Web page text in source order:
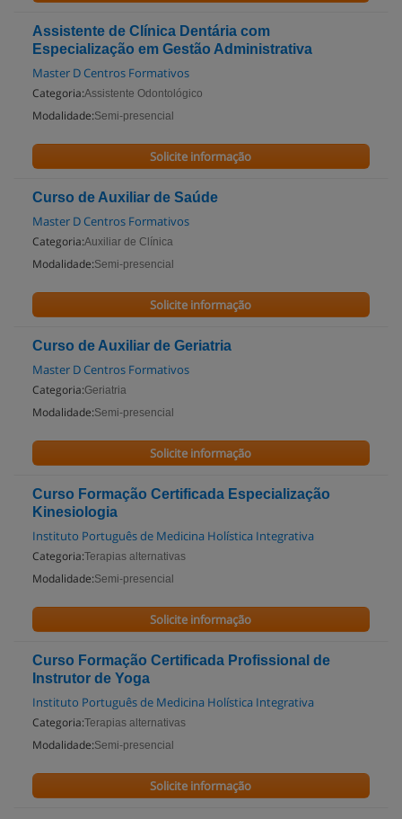
Assistente de Clínica Dentária com
Especialização em Gestão Administrativa
Master D Centros Formativos
Categoria:Assistente Odontológico
Modalidade:Semi-presencial
Solicite informação
Curso de Auxiliar de Saúde
Master D Centros Formativos
Categoria:Auxiliar de Clínica
Modalidade:Semi-presencial
Solicite informação
Curso de Auxiliar de Geriatria
Master D Centros Formativos
Categoria:Geriatria
Modalidade:Semi-presencial
Solicite informação
Curso Formação Certificada Especialização
Kinesiologia
Instituto Português de Medicina Holística Integrativa
Categoria:Terapias alternativas
Modalidade:Semi-presencial
Solicite informação
Curso Formação Certificada Profissional de
Instrutor de Yoga
Instituto Português de Medicina Holística Integrativa
Categoria:Terapias alternativas
Modalidade:Semi-presencial
Solicite informação